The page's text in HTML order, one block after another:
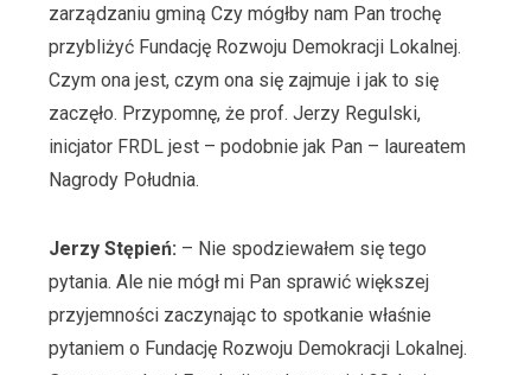
zarządzaniu gminą Czy mógłby nam Pan trochę
przybliżyć Fundację Rozwoju Demokracji Lokalnej.
Czym ona jest, czym ona się zajmuje i jak to się
zaczęło. Przypomnę, że prof. Jerzy Regulski,
inicjator FRDL jest – podobnie jak Pan – laureatem
Nagrody Południa.
Jerzy Stępień: – Nie spodziewałem się tego
pytania. Ale nie mógł mi Pan sprawić większej
przyjemności zaczynając to spotkanie właśnie
pytaniem o Fundację Rozwoju Demokracji Lokalnej.